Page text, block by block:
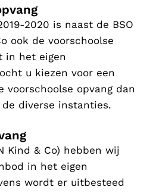
2020 is naast de BSO
ook de voorschoolse
in het eigen
u kiezen voor een
voorschoolse opvang dan
diverse instanties.
Kind & Co) hebben wij
in het eigen
wordt er uitbesteed